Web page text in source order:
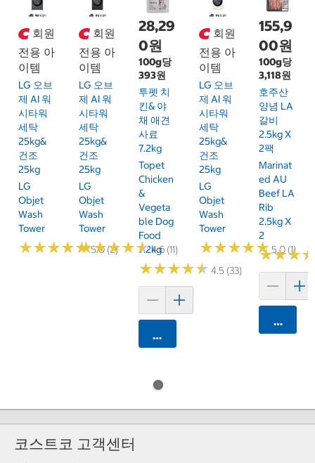
회원
전용 아
이템
LG 오브
제 AI 워
시타워
세탁
25kg&
건조
25kg
LG
Objet
Wash
Tower
★★★★★
★★★★★5.0 (2)
회원
전용 아
이템
LG 오브
제 AI 워
시타워
세탁
25kg&
건조
25kg
LG
Objet
Wash
Tower
★★★★★
★★★★★4.6 (11)
28,29
0원
100g당
393원
투펫 치
킨& 야
채 애견
사료
7.2kg
Topet
Chicken
&
Vegeta
Ble Dog
Food
7.2kg
★★★★★
★★★★★ 4.5 (33)
카트에 담기
회원
전용 아
이템
LG 오브
제 AI 워
시타워
세탁
25kg&
건조
25kg
LG
Objet
Wash
Tower
★★★★★
★★★★★ 5.0 (1)
155,9
00원
100g당
3,118원
호주산
양념 LA
갈비
2.5kg X
2팩
Marinat
Ed AU
Beef LA
Rib
2.5kg X
2
★★★
★★★
카트에
코스트코 고객센터